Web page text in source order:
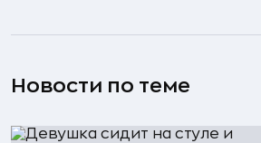
Новости по теме